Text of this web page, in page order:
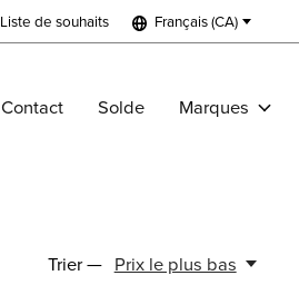
Liste de souhaits Français (CA)
Contact Solde Marques
Trier — Prix le plus bas